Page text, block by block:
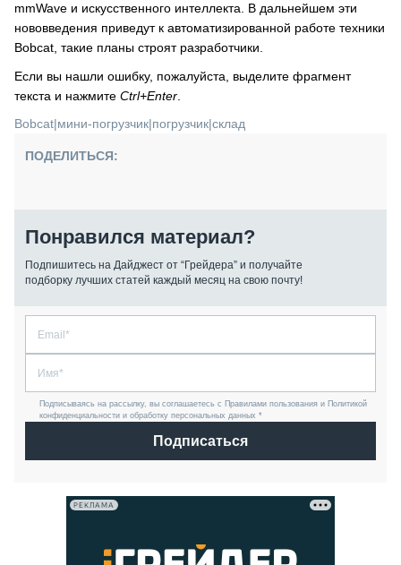
mmWave и искусственного интеллекта. В дальнейшем эти
нововведения приведут к автоматизированной работе техники
Bobcat, такие планы строят разработчики.
Если вы нашли ошибку, пожалуйста, выделите фрагмент
текста и нажмите Ctrl+Enter
Bobcat|мини-погрузчик|погрузчик|склад
ПОДЕЛИТЬСЯ:
Понравился материал?
Подпишитесь на Дайджест от “Грейдера” и получайте
подборку лучших статей каждый месяц на свою почту!
Подписываясь на рассылку, вы соглашаетесь с Правилами пользования и Политикой
конфиденциальности и обработку персональных данных *
Подписаться
РЕКЛАМА